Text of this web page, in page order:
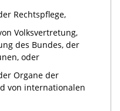
Rechtspflege,
Volksvertretung,
des Bundes, der
oder
Organe der
von internationalen